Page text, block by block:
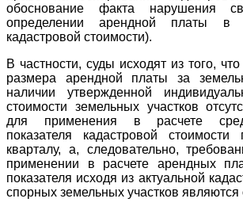
обоснование факта нарушения
определении арендной платы в
кадастровой стоимости).
В частности, суды исходят из того,
размера арендной платы за
наличии утвержденной
стоимости земельных участков
для применения в расчете
показателя кадастровой стоимости
кварталу, а, следовательно,
применении в расчете арендных
показателя исходя из актуальной
спорных земельных участков